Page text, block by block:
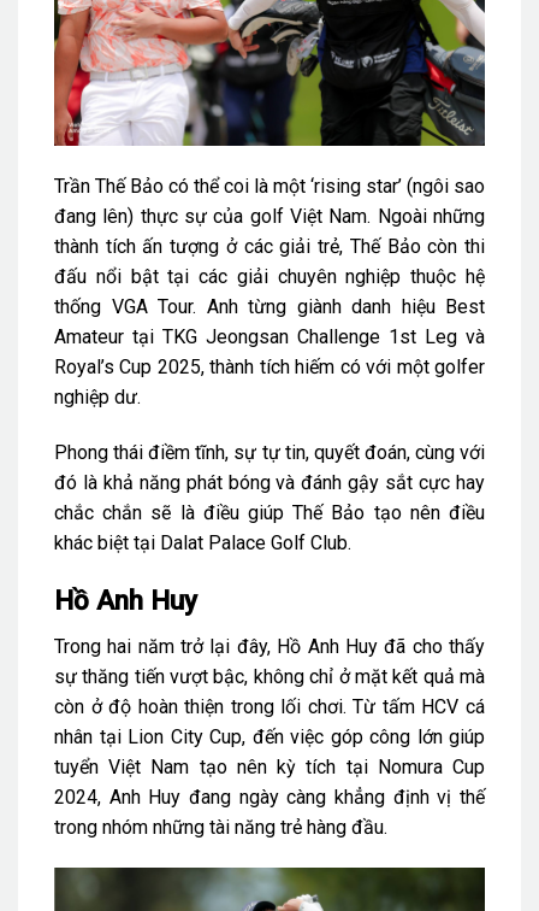
Trần Thế Bảo có thể coi là một ‘rising star’ (ngôi sao
đang lên) thực sự của golf Việt Nam. Ngoài những
thành tích ấn tượng ở các giải trẻ, Thế Bảo còn thi
đấu nổi bật tại các giải chuyên nghiệp thuộc hệ
thống VGA Tour. Anh từng giành danh hiệu Best
Amateur tại TKG Jeongsan Challenge 1st Leg và
Royal’s Cup 2025, thành tích hiếm có với một golfer
nghiệp dư.
Phong thái điềm tĩnh, sự tự tin, quyết đoán, cùng với
đó là khả năng phát bóng và đánh gậy sắt cực hay
chắc chắn sẽ là điều giúp Thế Bảo tạo nên điều
khác biệt tại Dalat Palace Golf Club.
Hồ Anh Huy
Trong hai năm trở lại đây, Hồ Anh Huy đã cho thấy
sự thăng tiến vượt bậc, không chỉ ở mặt kết quả mà
còn ở độ hoàn thiện trong lối chơi. Từ tấm HCV cá
nhân tại Lion City Cup, đến việc góp công lớn giúp
tuyển Việt Nam tạo nên kỳ tích tại Nomura Cup
2024, Anh Huy đang ngày càng khẳng định vị thế
trong nhóm những tài năng trẻ hàng đầu.